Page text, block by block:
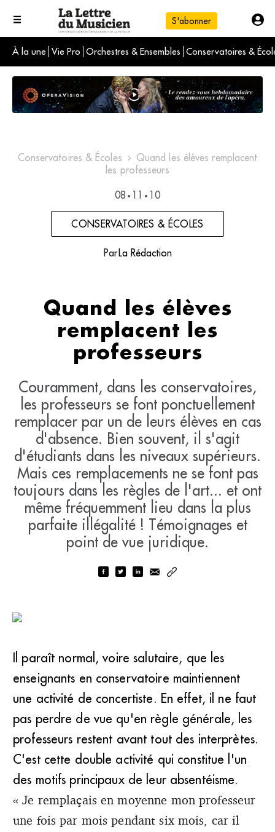
S'abonner
À la une Vie Pro Orchestres & Ensembles Conservatoires &
L'info du jour
Le numéro du mois
International
Conservatoires & Écoles
Quand les élèves remplacent
les professeurs
08 • 11 • 10
CONSERVATOIRES & ÉCOLES
Par La Rédaction
Quand les élèves
remplacent les
professeurs
Couramment, dans les conservatoires,
les professeurs se font ponctuellement
remplacer par un de leurs élèves en cas
d'absence. Bien souvent, il s'agit
d'étudiants dans les niveaux supérieurs.
Mais ces remplacements ne se font pas
toujours dans les règles de l'art... et ont
même fréquemment lieu dans la plus
parfaite illégalité ! Témoignages et
point de vue juridique.
Il paraît normal, voire salutaire, que les
enseignants en conservatoire maintiennent
une activité de concertiste. En effet, il ne faut
pas perdre de vue qu'en règle générale, les
professeurs restent avant tout des interprètes.
C'est cette double activité qui constitue l'un
des motifs principaux de leur absentéisme.
« Je remplaçais en moyenne mon professeur
une fois par mois pendant six mois, car il